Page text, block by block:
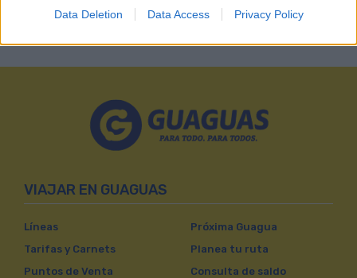
Data Deletion Data Access Privacy Policy
hasta el momento. La primera salida... LEER MÁS
VIAJAR EN GUAGUAS
Líneas
Tarifas y Carnets
Puntos de Venta
Próxima Guagua
Planea tu ruta
Consulta de saldo